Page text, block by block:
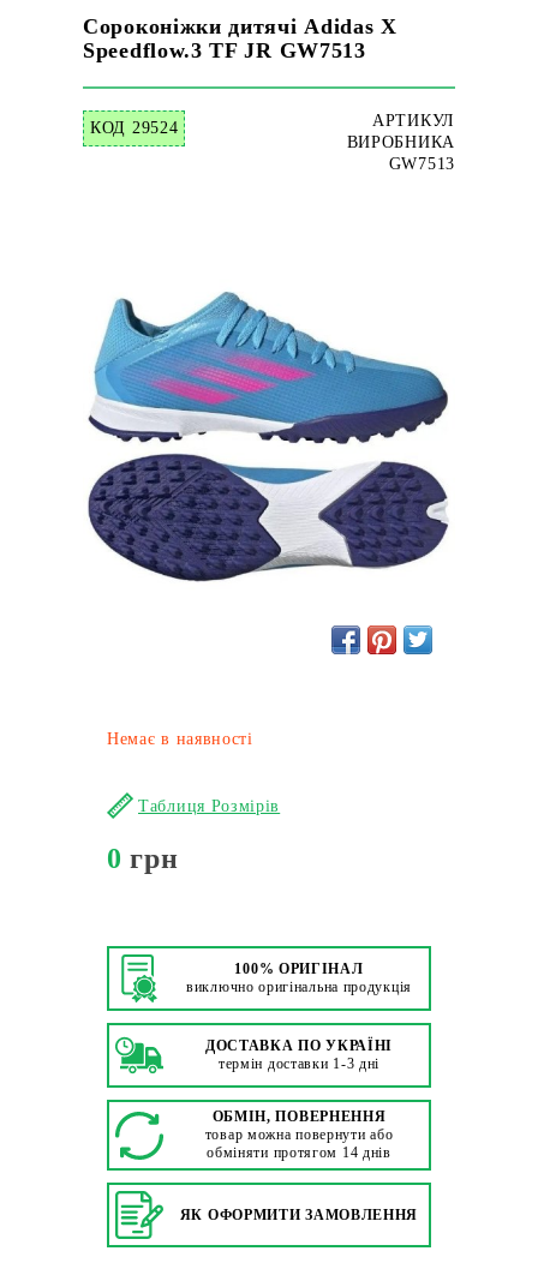
Сороконіжки дитячі Adidas X
Speedflow.3 TF JR GW7513
КОД 29524
АРТИКУЛ
ВИРОБНИКА
GW7513
Немає в наявності
Таблиця Розмірів
0 грн
100% ОРИГІНАЛ
виключно оригінальна продукція
ДОСТАВКА ПО УКРАЇНІ
термін доставки 1-3 дні
ОБМІН, ПОВЕРНЕННЯ
товар можна повернути або
обміняти протягом 14 днів
ЯК ОФОРМИТИ ЗАМОВЛЕННЯ